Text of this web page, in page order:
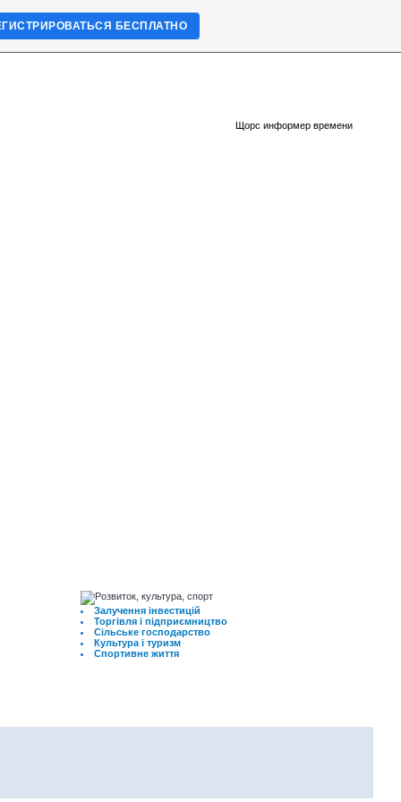
Щорс информер времени
Залучення інвестицій
Торгівля і підприємництво
Сільське господарство
Культура і туризм
Спортивне життя
БЕСПЛАТНО